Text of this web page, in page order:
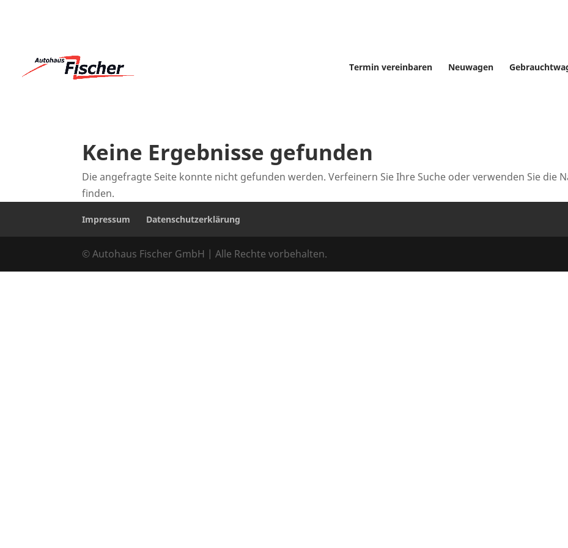
Termin vereinbaren Neuwagen
Keine Ergebnisse gefunden
Die angefragte Seite konnte nicht gefunden werden. Verfeinern Sie Ihre Suche oder verwenden Sie die
finden.
Impressum Datenschutzerklärung
© Autohaus Fischer GmbH | Alle Rechte vorbehalten.